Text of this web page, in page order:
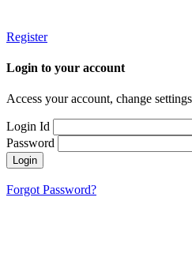
Register
Login to your account
Access your account, change
Login Id
Password
Login
Forgot Password?